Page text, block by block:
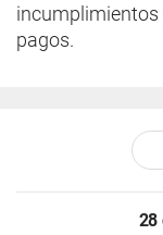
incumplimientos
pagos.
28